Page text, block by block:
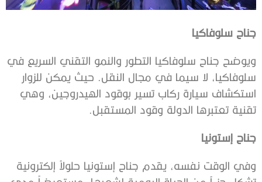
جناح سلوفاكيا
ويوضح جناح سلوفاكيا التطور والنمو التقني السريع في
سلوفاكيا، لا سيما في مجال النقل. حيث يمكن للزوار
استكشاف سيارة ركاب تسير بوقود الهيدروجين، وهي
تقنية تعتبرها الدولة وقود المستقبل.
جناح إستونيا
وفي الوقت نفسه، يقدم جناح إستونيا حلولاً إلكترونية